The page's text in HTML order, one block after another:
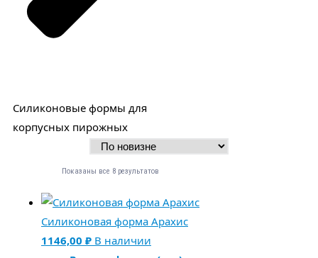
Силиконовые формы для
корпусных пирожных
Показаны все 8 результатов
Силиконовая форма Арахис
1146,00 ₽ В наличии